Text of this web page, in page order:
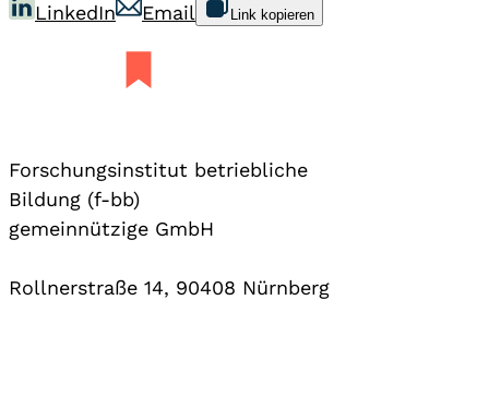
LinkedIn Email Link kopieren
Forschungsinstitut betriebliche
Bildung (f-bb)
gemeinnützige GmbH
Rollnerstraße 14, 90408 Nürnberg